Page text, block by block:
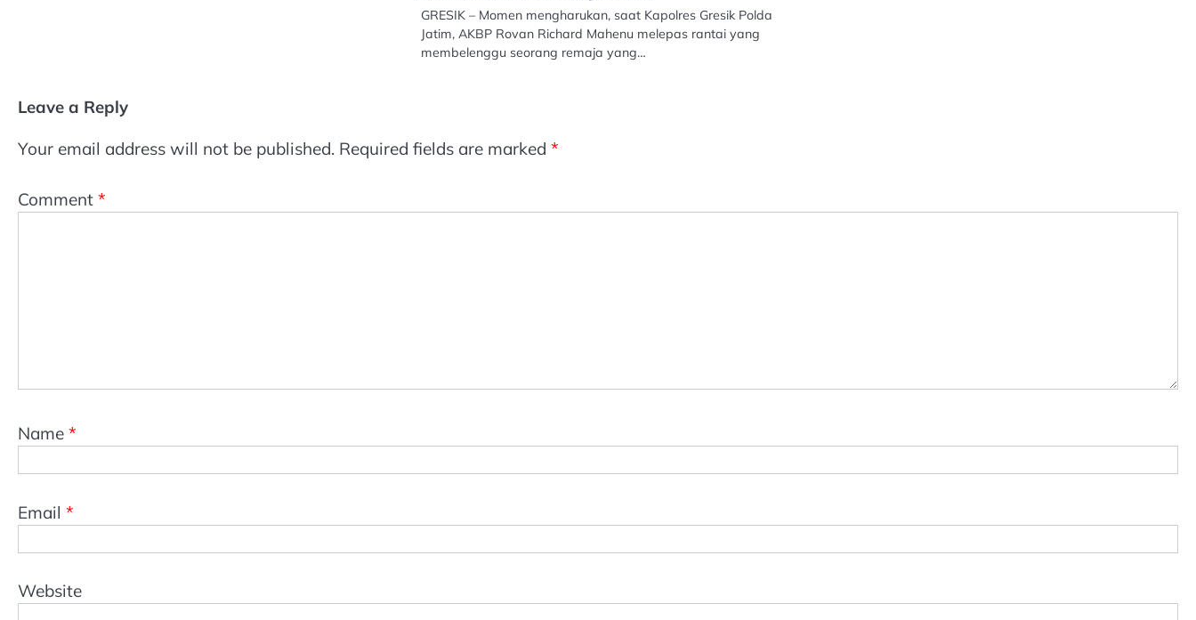
GRESIK – Momen mengharukan, saat Kapolres Gresik Polda
Jatim, AKBP Rovan Richard Mahenu melepas rantai yang
membelenggu seorang remaja yang…
Leave a Reply
Your email address will not be published. Required fields are marked *
Comment *
Name *
Email *
Website